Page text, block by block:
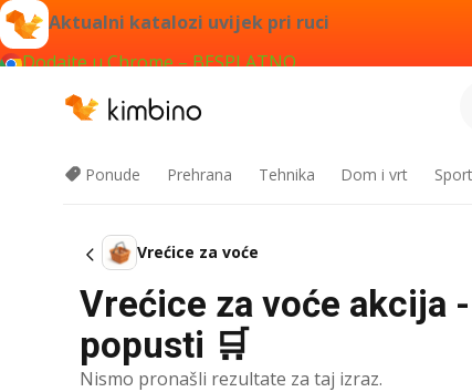
Aktualni katalozi uvijek pri ruci
Dodajte u Chrome – BESPLATNO
Ponude Prehrana Tehnika Dom i vrt
Vrećice za voće
Vrećice za voće akcija
popusti 🛒
Nismo pronašli rezultate za taj izraz.